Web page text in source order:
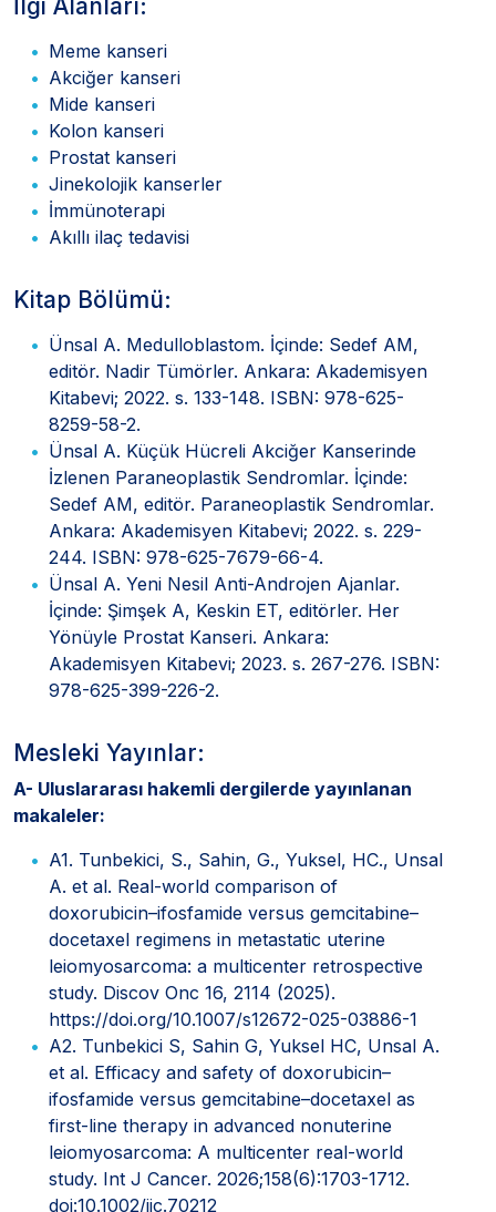
İlgi Alanları:
Meme kanseri
Akciğer kanseri
Mide kanseri
Kolon kanseri
Prostat kanseri
Jinekolojik kanserler
İmmünoterapi
Akıllı ilaç tedavisi
Kitap Bölümü:
Ünsal A. Medulloblastom. İçinde: Sedef AM,
editör. Nadir Tümörler. Ankara: Akademisyen
Kitabevi; 2022. s. 133-148. ISBN: 978-625-
8259-58-2.
Ünsal A. Küçük Hücreli Akciğer Kanserinde
İzlenen Paraneoplastik Sendromlar. İçinde:
Sedef AM, editör. Paraneoplastik Sendromlar.
Ankara: Akademisyen Kitabevi; 2022. s. 229-
244. ISBN: 978-625-7679-66-4.
Ünsal A. Yeni Nesil Anti-Androjen Ajanlar.
İçinde: Şimşek A, Keskin ET, editörler. Her
Yönüyle Prostat Kanseri. Ankara:
Akademisyen Kitabevi; 2023. s. 267-276. ISBN:
978-625-399-226-2.
Mesleki Yayınlar:
A- Uluslararası hakemli dergilerde yayınlanan
makaleler:
A1. Tunbekici, S., Sahin, G., Yuksel, HC., Unsal
A. et al. Real-world comparison of
doxorubicin–ifosfamide versus gemcitabine–
docetaxel regimens in metastatic uterine
leiomyosarcoma: a multicenter retrospective
study. Discov Onc 16, 2114 (2025).
https://doi.org/10.1007/s12672-025-03886-1
A2. Tunbekici S, Sahin G, Yuksel HC, Unsal A.
et al. Efficacy and safety of doxorubicin–
ifosfamide versus gemcitabine–docetaxel as
first-line therapy in advanced nonuterine
leiomyosarcoma: A multicenter real-world
study. Int J Cancer. 2026;158(6):1703-1712.
doi:10.1002/ijc.70212